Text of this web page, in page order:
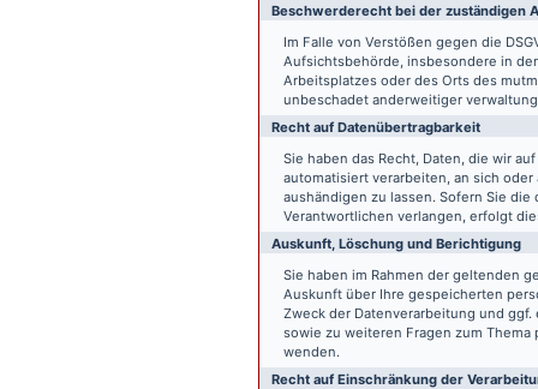
Beschwerde­recht bei der zuständigen
Im Falle von Verstößen gegen die
Aufsichtsbehörde, insbesondere in
Arbeitsplatzes oder des Orts des
unbeschadet anderweitiger
Recht auf Daten­übertrag­barkeit
Sie haben das Recht, Daten, die wir
automatisiert verarbeiten, an sich
aushändigen zu lassen. Sofern Sie
Verantwortlichen verlangen, erfolgt
Auskunft, Löschung und Berichtigung
Sie haben im Rahmen der geltenden
Auskunft über Ihre gespeicherten
Zweck der Datenverarbeitung und
sowie zu weiteren Fragen zum
wenden.
Recht auf Einschränkung der